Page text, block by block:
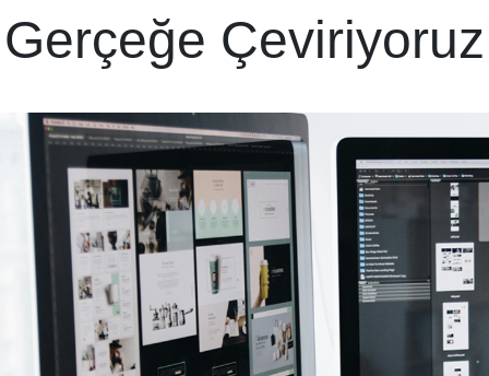
Gerçeğe Çeviriyoruz